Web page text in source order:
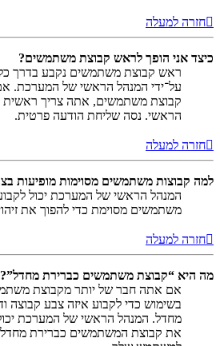
חזרה למעלה
כיצד אני הופך לראש קבוצת משתמשים?
ראש קבוצת משתמשים נקבע בדרך
על־ידי המנהל הראשי של המערכת.
קבוצת משתמשים, אתה צריך ראשית
הראשי. נסה שליחת הודעה פרטית.
חזרה למעלה
למה קבוצות משתמשים מסוימות מופיעות
המנהל הראשי של המערכת יכול
משתמשים מסוימת כדי להפוך את
חזרה למעלה
מה היא “קבוצת משתמשים כברירת מחדל”?
אם אתה חבר של יותר מקבוצת
בשימוש כדי לקבוע איזה צבע קבוצה
מחדל. המנהל הראשי של המערכת
את קבוצת המשתמשים כברירת